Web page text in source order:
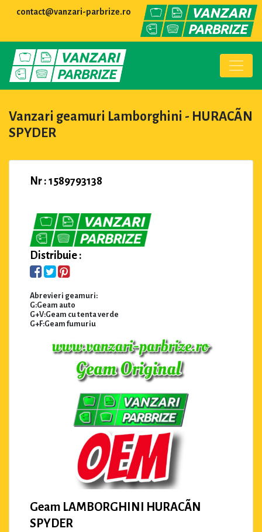
contact@vanzari-parbrize.ro
Vanzari geamuri Lamborghini - HURACÃN
SPYDER
Nr : 1589793138
Distribuie :
Abrevieri geamuri:
G:Geam auto
G+V:Geam cu tenta verde
G+F:Geam fumuriu
Geam LAMBORGHINI HURACÃN
SPYDER